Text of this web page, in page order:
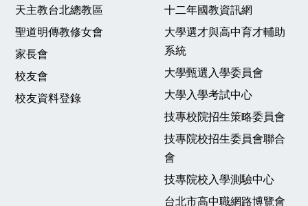
天主教台北總教區
聖道明傳教修女會
家長會
校友會
校友資料登錄
十二年國教資訊網
大學選才與高中育才輔助
系統
大學甄選入學委員會
大學入學考試中心
技專校院招生策略委員會
技專院校招生委員會聯合
會
技專院校入學測驗中心
台北市高中職網路博覽會